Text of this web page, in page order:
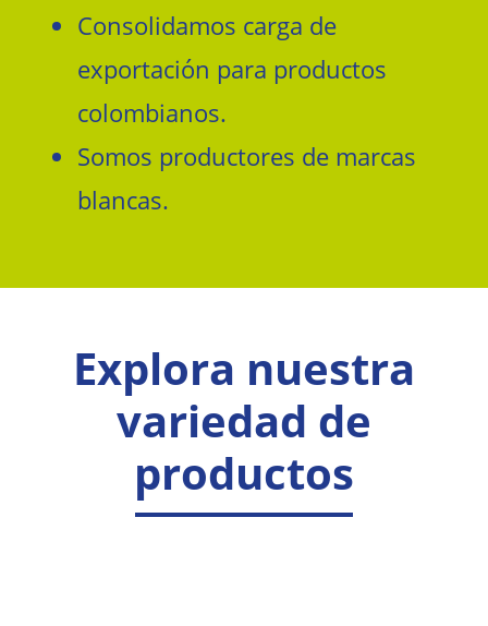
Consolidamos carga de
exportación para productos
colombianos.
Somos productores de marcas
blancas.
Explora nuestra
variedad de
productos